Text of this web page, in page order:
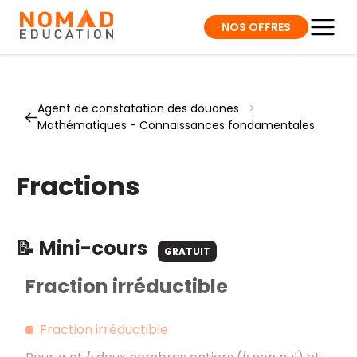
NOS OFFRES
Agent de constatation des douanes
>
Mathématiques - Connaissances fondamentales
Fractions
📝 Mini-cours GRATUIT
Fraction irréductible
Fraction irréductible